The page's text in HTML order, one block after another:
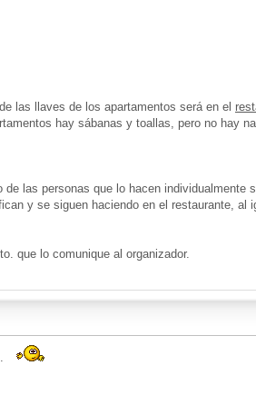
las llaves de los apartamentos será en el
hay sábanas y toallas, pero no hay
las personas que lo hacen
y se siguen haciendo en el restaurante,
que lo comunique al organizador.